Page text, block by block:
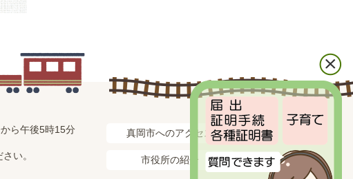
ら午後5時15分
い。
真岡市へのアクセス
市役所の紹介